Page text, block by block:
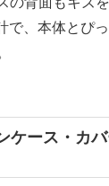
で、本体とぴ
ケース・カ